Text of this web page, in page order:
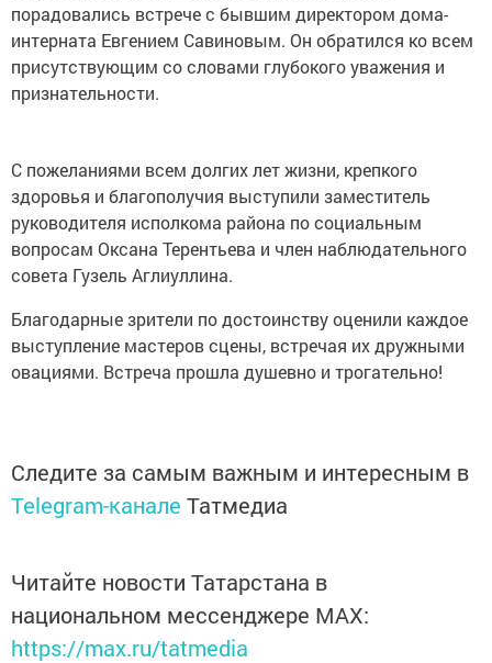
порадовались встрече с бывшим директором дома-
интерната Евгением Савиновым. Он обратился ко всем
присутствующим со словами глубокого уважения и
признательности.
С пожеланиями всем долгих лет жизни, крепкого
здоровья и благополучия выступили заместитель
руководителя исполкома района по социальным
вопросам Оксана Терентьева и член наблюдательного
совета Гузель Аглиуллина.
Благодарные зрители по достоинству оценили каждое
выступление мастеров сцены, встречая их дружными
овациями. Встреча прошла душевно и трогательно!
Следите за самым важным и интересным в
Telegram-канале Татмедиа
Читайте новости Татарстана в
национальном мессенджере MАХ:
https://max.ru/tatmedia